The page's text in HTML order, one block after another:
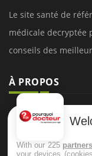
Le site santé de
médicale decryptée
conseils des
À PROPOS
Données
Conditions
With our 225 partners
your devices